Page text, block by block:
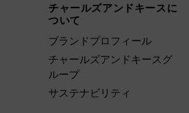
チャールズアンドキースに
ついて
ブランドプロフィール
チャールズアンドキースグ
ループ
サステナビリティ